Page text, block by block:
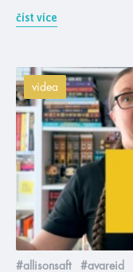
číst více
videa
#allisonsaft #avareid